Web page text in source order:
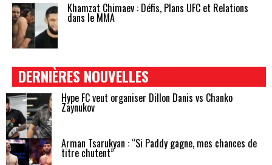
Khamzat Chimaev : Défis, Plans UFC et Relations
dans le MMA
DERNIÈRES NOUVELLES
Hype FC veut organiser Dillon Danis vs Chanko
Zaynukov
Arman Tsarukyan : “Si Paddy gagne, mes chances de
titre chutent”